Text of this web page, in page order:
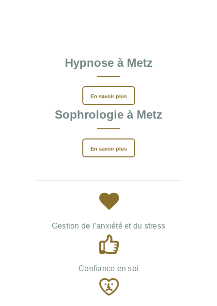
Hypnose à Metz
En savoir plus
Sophrologie à Metz
En savoir plus
Gestion de l’anxiété et du stress
Confiance en soi